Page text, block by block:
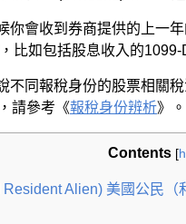
你會收到券商提供的上一
比如包括股息收入的
不同報稅身份的股票相關
請參考《報稅身份辨析》。
Contents [
Alien) 美國公民